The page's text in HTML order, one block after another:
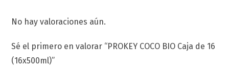
No hay valoraciones aún.
Sé el primero en valorar “PROKEY COCO BIO Caja de 16
(16x500ml)”